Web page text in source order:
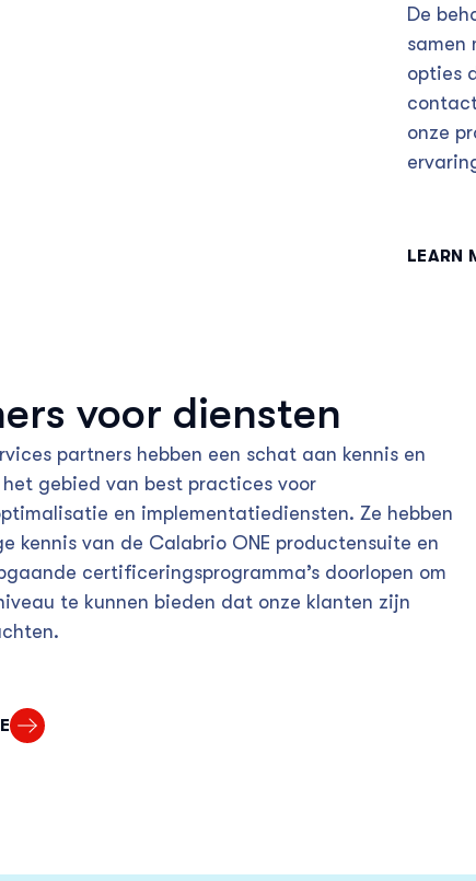
De
samen
opties
onze
LEARN
voor diensten
partners hebben een schat aan kennis en
gebied van best practices voor
en implementatiediensten. Ze hebben
kennis van de Calabrio ONE productensuite en
certificeringsprogramma’s doorlopen om
te kunnen bieden dat onze klanten zijn